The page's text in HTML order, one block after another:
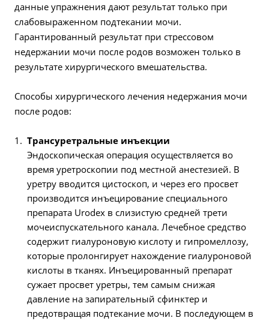
данные упражнения дают результат только при
слабовыраженном подтекании мочи.
Гарантированный результат при стрессовом
недержании мочи после родов возможен только в
результате хирургического вмешательства.
Способы хирургического лечения недержания мочи
после родов:
Трансуретральные инъекции
Эндоскопическая операция осуществляется во
время уретроскопии под местной анестезией. В
уретру вводится цистоскоп, и через его просвет
производится инъецирование специального
препарата Urodex в слизистую средней трети
мочеиспускательного канала. Лечебное средство
содержит гиалуроновую кислоту и гипромеллозу,
которые пролонгирует нахождение гиалуроновой
кислоты в тканях. Инъецированный препарат
сужает просвет уретры, тем самым снижая
давление на запирательный сфинктер и
предотвращая подтекание мочи. В последующем в